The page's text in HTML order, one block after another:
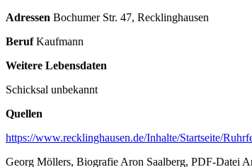
Adressen Bochumer Str. 47, Recklinghausen
BerufKaufmann
Weitere Lebensdaten
Schicksal unbekannt
Quellen
https://www.recklinghausen.de/Inhalte/Startseite/
Georg Möllers, Biografie Aron Saalberg, PDF-Datei